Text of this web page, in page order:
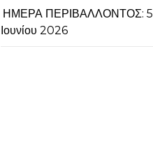
ΗΜΕΡΑ ΠΕΡΙΒΑΛΛΟΝΤΟΣ: 5
Ιουνίου 2026